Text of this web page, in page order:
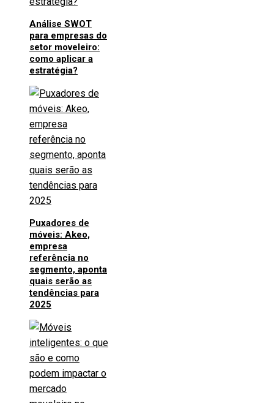
Análise SWOT
para empresas do
setor moveleiro:
como aplicar a
estratégia?
Puxadores de
móveis: Akeo,
empresa
referência no
segmento, aponta
quais serão as
tendências para
2025